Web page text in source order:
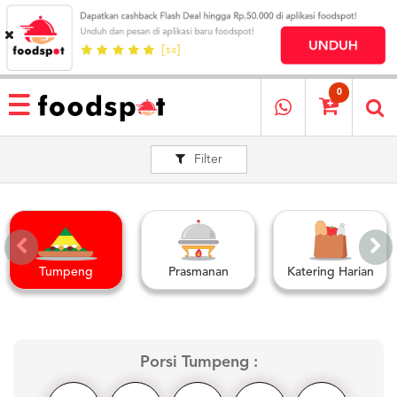
HOME
MENU
RESTAURANT
COMPANY
KATA
MEREKA
KATALOG
0
Filter
Tumpeng Prasmanan Katering Harian
Porsi Tumpeng :